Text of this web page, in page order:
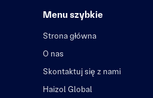
Menu szybkie
Strona główna
O nas
Skontaktuj się z nami
Haizol Global